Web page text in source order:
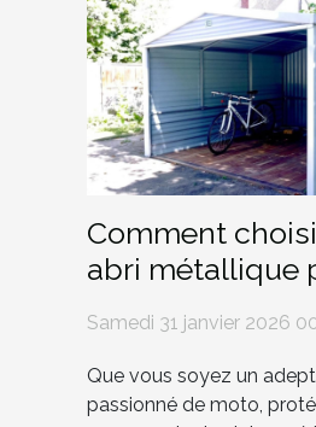
Comment
abri métallique
Samedi 31 janvier 2026
Que vous soyez un
passionné de moto,